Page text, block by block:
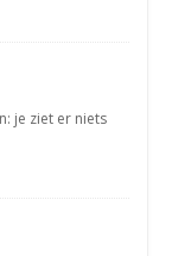
je ziet er niets